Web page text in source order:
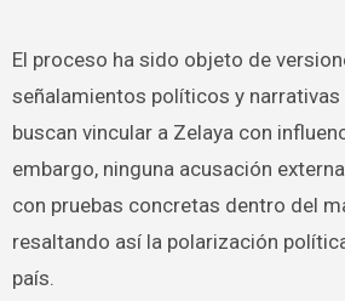
El proceso ha sido objeto de
señalamientos políticos y
buscan vincular a Zelaya con
embargo, ninguna acusación
con pruebas concretas dentro del
resaltando así la polarización
país.